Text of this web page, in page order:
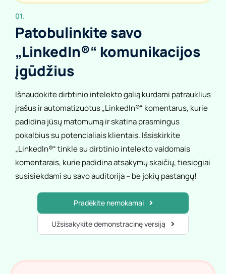
01.
Patobulinkite savo
„LinkedIn®“ komunikacijos
įgūdžius
Išnaudokite dirbtinio intelekto galią kurdami patrauklius
įrašus ir automatizuotus „LinkedIn®“ komentarus, kurie
padidina jūsų matomumą ir skatina prasmingus
pokalbius su potencialiais klientais. Išsiskirkite
„LinkedIn®“ tinkle su dirbtinio intelekto valdomais
komentarais, kurie padidina atsakymų skaičių, tiesiogiai
susisiekdami su savo auditorija – be jokių pastangų!
Pradėkite nemokamai
Užsisakykite demonstracinę versiją